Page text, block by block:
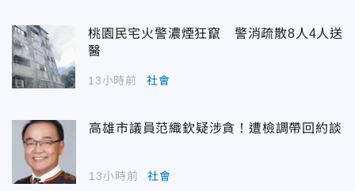
桃園民宅火警濃煙狂竄 警消疏散8人4人送
醫
13小時前 社會
高雄市議員范織欽疑涉貪！遭檢調帶回約談
13小時前 社會